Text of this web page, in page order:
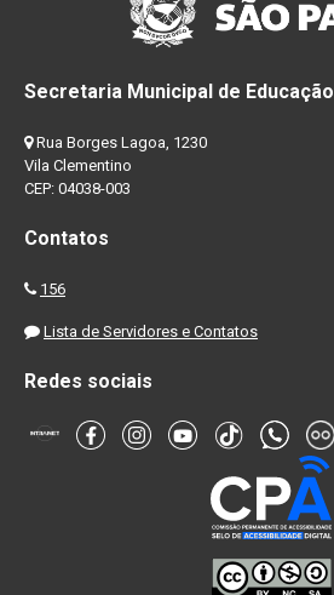
Secretaria Municipal de Educação
Rua Borges Lagoa, 1230
Vila Clementino
CEP: 04038-003
Contatos
156
Lista de Servidores e Contatos
Redes sociais